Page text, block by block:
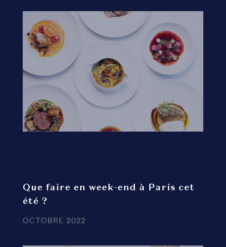
Que faire en week-end à Paris cet
été ?
OCTOBRE 2022